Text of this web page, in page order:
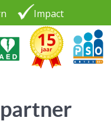
Impact